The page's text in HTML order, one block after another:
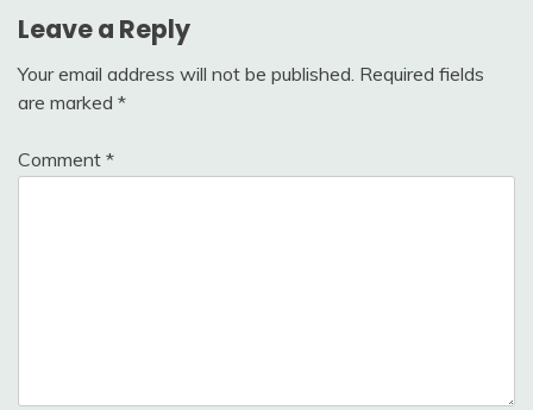
Leave a Reply
Your email address will not be published. Required fields
are marked *
Comment *